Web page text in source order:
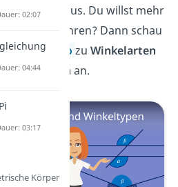
aus. Du willst mehr
Winkel erfahren? Dann schau
dasVideo zu Winkelarten
Winkeltypen an.
02:07
04:44
03:17
Körper